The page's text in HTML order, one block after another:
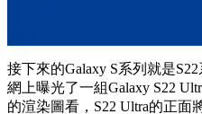
接下來的Galaxy S系列就是
網上曝光了一組Galaxy S22
的渲染圖看，S22 Ultra的正面